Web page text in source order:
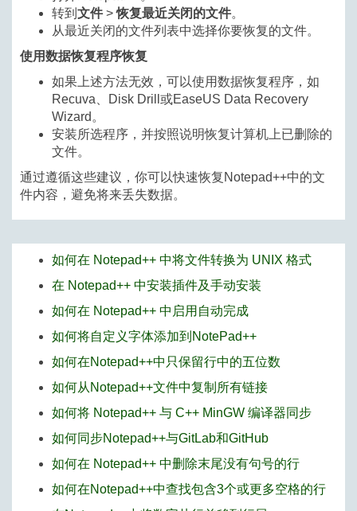
转到 文件>恢复最近关闭的文件。
从最近关闭的文件列表中选择你要恢复的文件。
使用数据恢复程序恢复
如果上述方法无效，可以使用数据恢复程序，如
Recuva、Disk Drill或EaseUS Data Recovery
Wizard。
安装所选程序，并按照说明恢复计算机上已删除的
文件。
通过遵循这些建议，你可以快速恢复Notepad++中的文
件内容，避免将来丢失数据。
如何在 Notepad++ 中将文件转换为 UNIX 格式
在 Notepad++ 中安装插件及手动安装
如何在 Notepad++ 中启用自动完成
如何将自定义字体添加到NotePad++
如何在Notepad++中只保留行中的五位数
如何从Notepad++文件中复制所有链接
如何将 Notepad++ 与 C++ MinGW 编译器同步
如何同步Notepad++与GitLab和GitHub
如何在 Notepad++ 中删除末尾没有句号的行
如何在Notepad++中查找包含3个或更多空格的行